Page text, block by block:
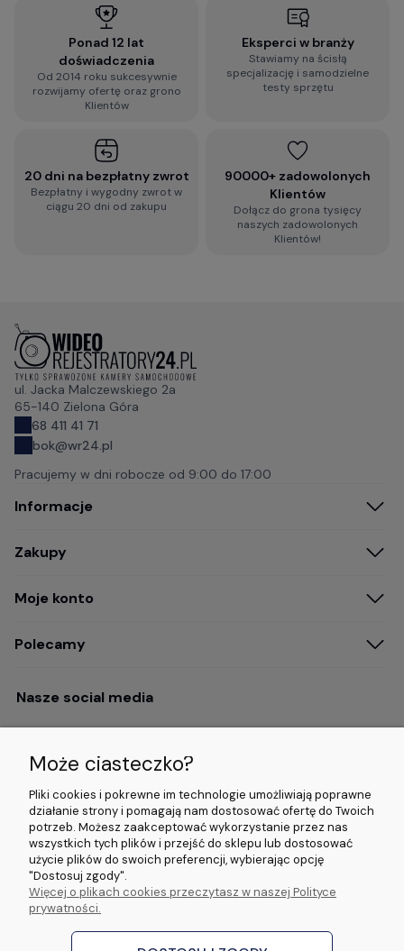
Ponad 12 lat
doświadczenia
Od 2014 roku sukcesywnie
rozwijamy ofertę oraz grono
Klientów
Eksperci w branży
Stawiamy na ścisłą
specjalizację i samodzielne
testy sprzętu
20 dni na bezpłatny zwrot
Bezpłatny i wygodny zwrot w
ciągu 20 dni od zakupu
90000+ zadowolonych
Klientów
Dołącz do grona tysięcy
naszych zadowolonych
Klientów!
ul. Jacka Malczewskiego 2a
65-140 Zielona Góra
68 411 41 71
bok@wr24.pl
Pracujemy w dni robocze od 9:00 do 17:00
Informacje
Zakupy
Moje konto
Polecamy
Nasze social media
Opinie i wyróżnienia
5.0/5.0 (5000+
opinii)
5.0/5.0 (5000+
opinii)
4.9/5.0 (120+
opinii)
© 2026 www.wideorejestratory24.pl. Wszelkie prawa zastrzeżone.
Sklep własności firmy ZOYA LAB Arkadiusz Dawid Lorenz
ul. Jacka Malczewskiego 2A, 65-140 Zielona Góra NIP: 9730587206 REGON:
Może ciasteczko?
Pliki cookies i pokrewne im technologie umożliwiają poprawne
działanie strony i pomagają nam dostosować ofertę do Twoich
potrzeb. Możesz zaakceptować wykorzystanie przez nas
wszystkich tych plików i przejść do sklepu lub dostosować
użycie plików do swoich preferencji, wybierając opcję
"Dostosuj zgody".
Więcej o plikach cookies przeczytasz w naszej Polityce
prywatności.